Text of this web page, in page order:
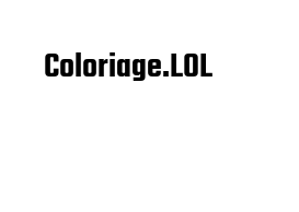
Coloriage.LOL